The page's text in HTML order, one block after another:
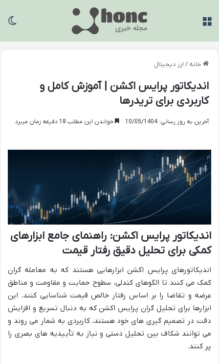
خانه / ارز دیجیتال
اندیکاتور پرایس اکشن | آموزش کامل و
کاربردی برای تریدرها
آخرین به روز رسانی: 10/05/1404 خواندن این مطلب 18 دقیقه زمان میبرد
اندیکاتور پرایس اکشن: راهنمای جامع ابزارهای
کمکی برای تحلیل دقیق رفتار قیمت
اندیکاتورهای پرایس اکشن ابزارهایی هستند که به معامله گران
کمک می کنند تا الگوهای کندلی، سطوح حمایت و مقاومت و مناطق
عرضه و تقاضا را بر اساس رفتار خالص قیمت شناسایی کنند. این
ابزارها برای تحلیل گران پرایس اکشن که به دنبال تسریع و افزایش
دقت در تصمیم گیری های خود هستند، کاربردی به شمار می روند و
می توانند شکاف بین تحلیل دستی و نیاز به تأییدیه های بصری را
پر کنند.